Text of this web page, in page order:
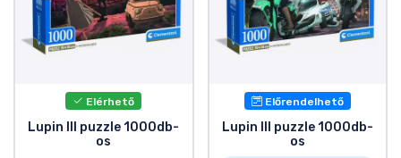
Elérhető
Lupin III puzzle 1000db-
os
Előrendelhető
Lupin III puzzle 1000db-
os
Sorozatos cuccok
Filmes cuccok
Mesés cuccok